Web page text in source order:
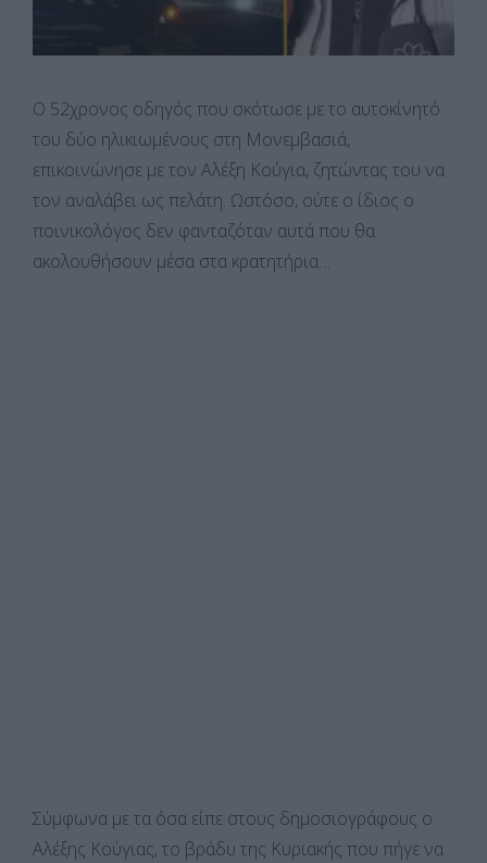
Ο 52χρονος οδηγός που σκότωσε με το αυτοκίνητό
του δύο ηλικιωμένους στη Μονεμβασιά,
επικοινώνησε με τον Αλέξη Κούγια, ζητώντας του να
τον αναλάβει ως πελάτη. Ωστόσο, ούτε ο ίδιος ο
ποινικολόγος δεν φανταζόταν αυτά που θα
ακολουθήσουν μέσα στα κρατητήρια…
Σύμφωνα με τα όσα είπε στους δημοσιογράφους ο
Αλέξης Κούγιας, το βράδυ της Κυριακής που πήγε να